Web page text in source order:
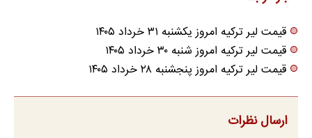
قیمت لیر ترکیه امروز یکشنبه ۳۱ خرداد ۱۴۰۵
قیمت لیر ترکیه امروز شنبه ۳۰ خرداد ۱۴۰۵
قیمت لیر ترکیه امروز پنجشنبه ۲۸ خرداد ۱۴۰۵
ارسال نظرات